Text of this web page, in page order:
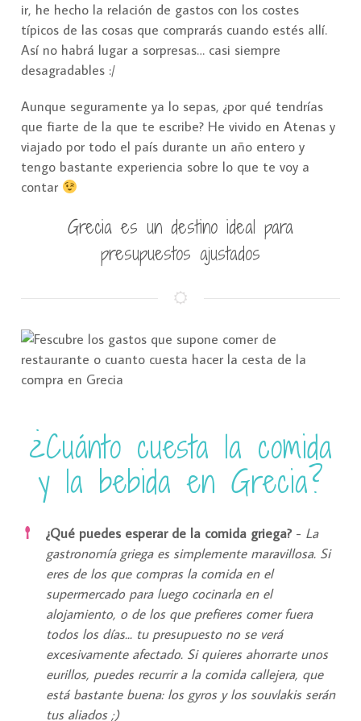
ir, he hecho la relación de gastos con los costes
típicos de las cosas que comprarás cuando estés allí.
Así no habrá lugar a sorpresas… casi siempre
desagradables :/
Aunque seguramente ya lo sepas, ¿por qué tendrías
que fiarte de la que te escribe? He vivido en Atenas y
viajado por todo el país durante un año entero y
tengo bastante experiencia sobre lo que te voy a
contar
Grecia es un destino ideal para
presupuestos ajustados
¿Cuánto cuesta la comida
y la bebida en Grecia?
¿Qué puedes esperar de la comida griega? - La
gastronomía griega es simplemente maravillosa. Si
eres de los que compras la comida en el
supermercado para luego cocinarla en el
alojamiento, o de los que prefieres comer fuera
todos los días... tu presupuesto no se verá
excesivamente afectado. Si quieres ahorrarte unos
eurillos, puedes recurrir a la comida callejera, que
está bastante buena: los gyros y los souvlakis serán
tus aliados ;)